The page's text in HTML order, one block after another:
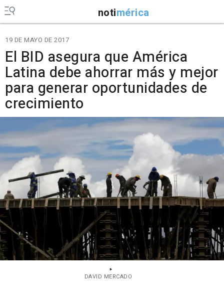
notimérica
19 DE MAYO DE 2017
El BID asegura que América
Latina debe ahorrar más y mejor
para generar oportunidades de
crecimiento
DAVID MERCADO